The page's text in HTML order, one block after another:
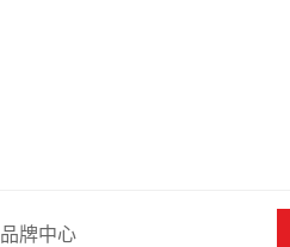
品牌中心